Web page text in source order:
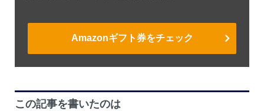
Amazonギフト券をチェック
この記事を書いたのは